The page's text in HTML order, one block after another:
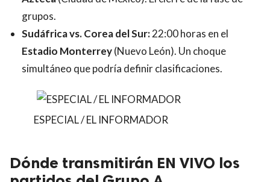
grupos.
Sudáfrica vs. Corea del Sur:22:00 horas en el
Estadio Monterrey(Nuevo León). Un choque
simultáneo que podría definir clasificaciones.
ESPECIAL / EL INFORMADOR
Dónde transmitirán EN VIVO los